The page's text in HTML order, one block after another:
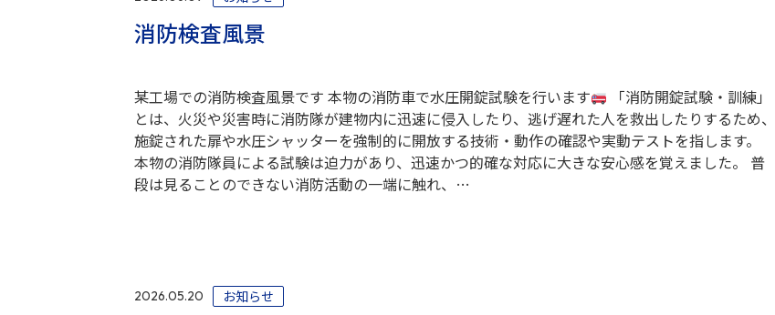
消防検査風景
某工場での消防検査風景です 本物の消防車で水圧開錠試験を行います
「消防開錠試験・訓練」
とは、火災や災害時に消防隊が建物内に迅速に侵入したり、逃げ遅れた人を救出したりするため、
施錠された扉や水圧シャッターを強制的に開放する技術・動作の確認や実動テストを指します。
本物の消防隊員による試験は迫力があり、迅速かつ的確な対応に大きな安心感を覚えました。 普
段は見ることのできない消防活動の一端に触れ、…
2026.05.20 お知らせ